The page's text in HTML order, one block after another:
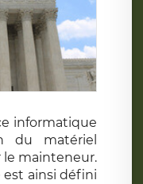
informatique
du matériel
mainteneur.
ainsi défini